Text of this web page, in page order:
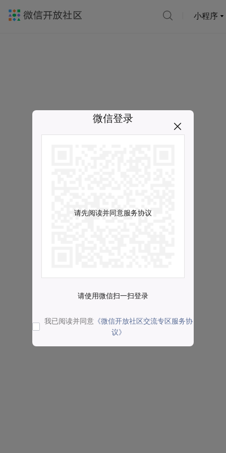
小程序
微信登录
请先阅读并同意服务协议
请使用微信扫一扫登录
我已阅读并同意 《微信开放社区交流专区服务协
议》